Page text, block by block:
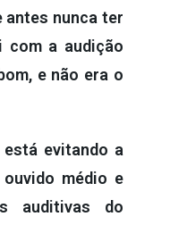
antes nunca ter
com a audição
e não era o
evitando a
médio e
auditivas do